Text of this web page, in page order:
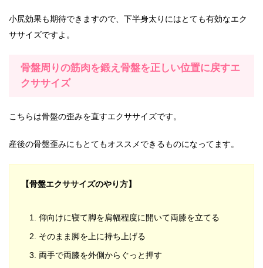
小尻効果も期待できますので、下半身太りにはとても有効なエク
ササイズですよ。
骨盤周りの筋肉を鍛え骨盤を正しい位置に戻すエ
クササイズ
こちらは骨盤の歪みを直すエクササイズです。
産後の骨盤歪みにもとてもオススメできるものになってます。
【骨盤エクササイズのやり方】
仰向けに寝て脚を肩幅程度に開いて両膝を立てる
そのまま脚を上に持ち上げる
両手で両膝を外側からぐっと押す